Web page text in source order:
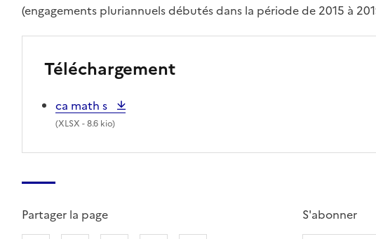
(engagements pluriannuels débutés dans la période de 2015 à
Téléchargement
ca math s
(XLSX - 8.6 kio)
Partager la page
S'abonner